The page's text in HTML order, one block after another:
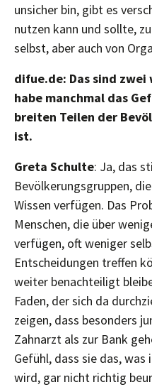
unsicher bin, gibt es
nutzen kann und sollte,
selbst, aber auch von
difue.de: Das sind
habe manchmal das
breiten Teilen der
ist.
Greta Schulte: Ja, das
Bevölkerungsgruppen,
Wissen verfügen. Das
Menschen, die über
verfügen, oft weniger
Entscheidungen treffen
weiter benachteiligt
Faden, der sich da
zeigen, dass besonders
Zahnarzt als zur Bank
Gefühl, dass sie das,
wird, gar nicht richtig